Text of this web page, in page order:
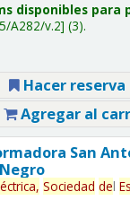
disponibles para
A282/v.2 (3).
Hacer reserva
Agregar al
San
Sociedad del